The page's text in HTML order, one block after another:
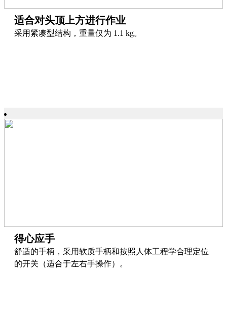
适合对头顶上方进行作业
采用紧凑型结构，重量仅为 1.1 kg。
得心应手
舒适的手柄，采用软质手柄和按照人体工程学合理定位
的开关（适合于左右手操作）。